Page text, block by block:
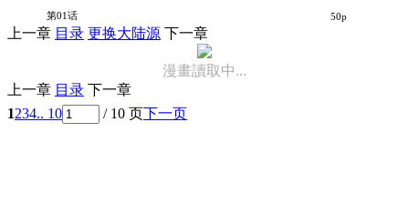
第01话 50p
上一章 目录 更换大陆源 下一章
漫畫讀取中...
上一章 目录 下一章
1234.. 10 / 10 页下一页